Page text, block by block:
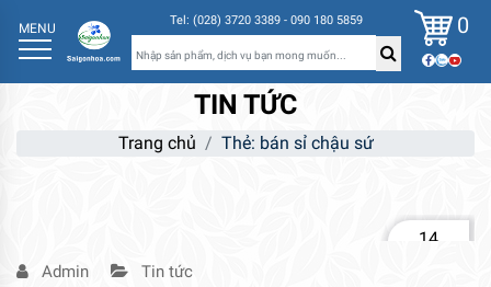
MENU Tel: (028) 3720 3389 - 090 180 5859 0
TIN TỨC
Trang chủ Thẻ: bán sỉ chậu sứ
14
Admin Tin tức